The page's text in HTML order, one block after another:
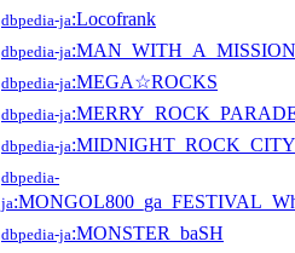
dbpedia-ja:Locofrank
dbpedia-ja:MAN_WITH_A_MISSION
dbpedia-ja:MEGA☆ROCKS
dbpedia-ja
dbpedia-ja:MIDNIGHT_ROCK_CITY
dbpedia-
ja
dbpedia-ja:MONSTER_baSH